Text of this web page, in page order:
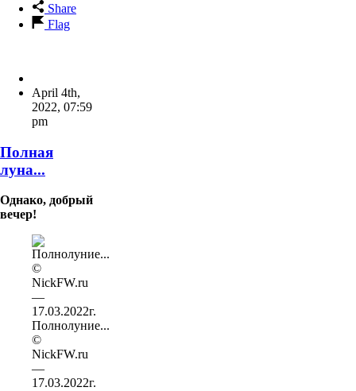
Share
Flag
April 4th,
2022, 07:59
pm
Полная
луна...
Однако, добрый
вечер!
Полнолуние...
©
NickFW.ru
—
17.03.2022г.